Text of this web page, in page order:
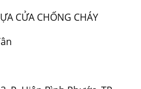
CỬA CHỐNG CHÁY